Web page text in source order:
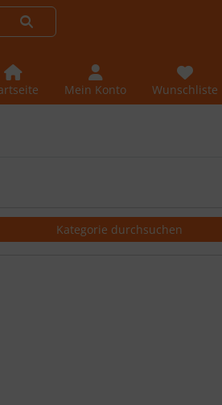
Mein Konto Wunschliste